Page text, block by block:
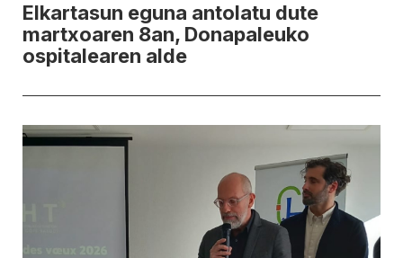
Elkartasun eguna antolatu dute
martxoaren 8an, Donapaleuko
ospitalearen alde